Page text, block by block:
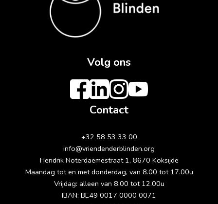
Volg ons
Contact
+32 58 53 33 00
info@vriendenderblinden.org
Hendrik Noterdaemestraat 1, 8670 Koksijde
Maandag tot en met donderdag, van 8.00 tot 17.00u
Vrijdag: alleen van 8.00 tot 12.00u
IBAN: BE49 0017 0000 0071